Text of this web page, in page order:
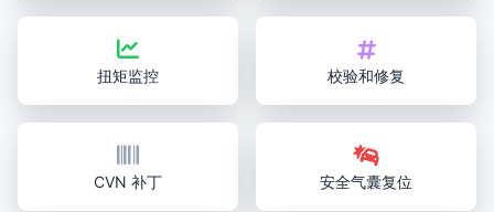
扭矩监控 校验和修复
CVN 补丁 安全气囊复位